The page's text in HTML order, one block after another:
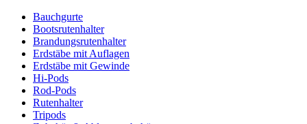
Bauchgurte
Bootsrutenhalter
Brandungsrutenhalter
Erdstäbe mit Auflagen
Erdstäbe mit Gewinde
Hi-Pods
Rod-Pods
Rutenhalter
Tripods